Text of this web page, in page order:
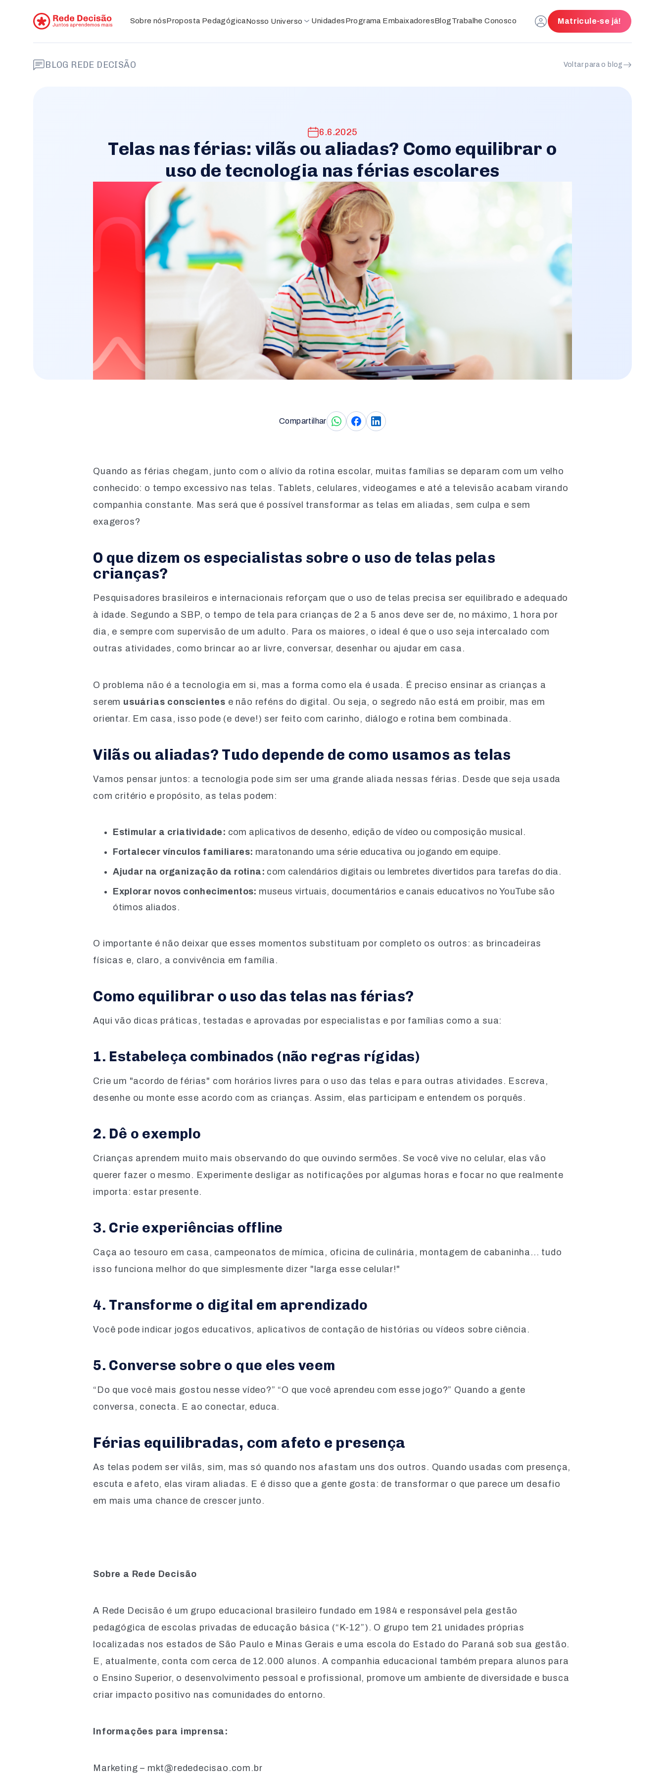
Sobre nósProposta PedagógicaNosso Universo
Período Complementar
Núcleo Cultural e Esportivo
UnidadesPrograma EmbaixadoresBlogTrabalhe Conosco Matricule-se já!
BLOG REDE DECISÃO Voltar para o blog
6.6.2025
Telas nas férias: vilãs ou aliadas? Como equilibrar o
uso de tecnologia nas férias escolares
Compartilhar
Quando as férias chegam, junto com o alívio da rotina escolar, muitas famílias se deparam com um velho
conhecido: o tempo excessivo nas telas. Tablets, celulares, videogames e até a televisão acabam virando
companhia constante. Mas será que é possível transformar as telas em aliadas, sem culpa e sem
exageros?
O que dizem os especialistas sobre o uso de telas pelas
crianças?
Pesquisadores brasileiros e internacionais reforçam que o uso de telas precisa ser equilibrado e adequado
à idade. Segundo a SBP, o tempo de tela para crianças de 2 a 5 anos deve ser de, no máximo, 1 hora por
dia, e sempre com supervisão de um adulto. Para os maiores, o ideal é que o uso seja intercalado com
outras atividades, como brincar ao ar livre, conversar, desenhar ou ajudar em casa.
O problema não é a tecnologia em si, mas a forma como ela é usada. É preciso ensinar as crianças a
serem usuárias conscientes e não reféns do digital. Ou seja, o segredo não está em proibir, mas em
orientar. Em casa, isso pode (e deve!) ser feito com carinho, diálogo e rotina bem combinada.
Vilãs ou aliadas? Tudo depende de como usamos as telas
Vamos pensar juntos: a tecnologia pode sim ser uma grande aliada nessas férias. Desde que seja usada
com critério e propósito, as telas podem:
Estimular a criatividade: com aplicativos de desenho, edição de vídeo ou composição musical.
Fortalecer vínculos familiares: maratonando uma série educativa ou jogando em equipe.
Ajudar na organização da rotina: com calendários digitais ou lembretes divertidos para tarefas do dia.
Explorar novos conhecimentos: museus virtuais, documentários e canais educativos no YouTube são
ótimos aliados.
O importante é não deixar que esses momentos substituam por completo os outros: as brincadeiras
físicas e, claro, a convivência em família.
Como equilibrar o uso das telas nas férias?
Aqui vão dicas práticas, testadas e aprovadas por especialistas e por famílias como a sua:
1. Estabeleça combinados (não regras rígidas)
Crie um "acordo de férias" com horários livres para o uso das telas e para outras atividades. Escreva,
desenhe ou monte esse acordo com as crianças. Assim, elas participam e entendem os porquês.
2. Dê o exemplo
Crianças aprendem muito mais observando do que ouvindo sermões. Se você vive no celular, elas vão
querer fazer o mesmo. Experimente desligar as notificações por algumas horas e focar no que realmente
importa: estar presente.
3. Crie experiências offline
Caça ao tesouro em casa, campeonatos de mímica, oficina de culinária, montagem de cabaninha... tudo
isso funciona melhor do que simplesmente dizer "larga esse celular!"
4. Transforme o digital em aprendizado
Você pode indicar jogos educativos, aplicativos de contação de histórias ou vídeos sobre ciência.
5. Converse sobre o que eles veem
“Do que você mais gostou nesse vídeo?” “O que você aprendeu com esse jogo?” Quando a gente
conversa, conecta. E ao conectar, educa.
Férias equilibradas, com afeto e presença
As telas podem ser vilãs, sim, mas só quando nos afastam uns dos outros. Quando usadas com presença,
escuta e afeto, elas viram aliadas. E é disso que a gente gosta: de transformar o que parece um desafio
em mais uma chance de crescer junto.
Sobre a Rede Decisão
A Rede Decisão é um grupo educacional brasileiro fundado em 1984 e responsável pela gestão
pedagógica de escolas privadas de educação básica (“K-12”). O grupo tem 21 unidades próprias
localizadas nos estados de São Paulo e Minas Gerais e uma escola do Estado do Paraná sob sua gestão.
E, atualmente, conta com cerca de 12.000 alunos. A companhia educacional também prepara alunos para
o Ensino Superior, o desenvolvimento pessoal e profissional, promove um ambiente de diversidade e busca
criar impacto positivo nas comunidades do entorno.
Informações para imprensa:
Marketing – mkt@rededecisao.com.br